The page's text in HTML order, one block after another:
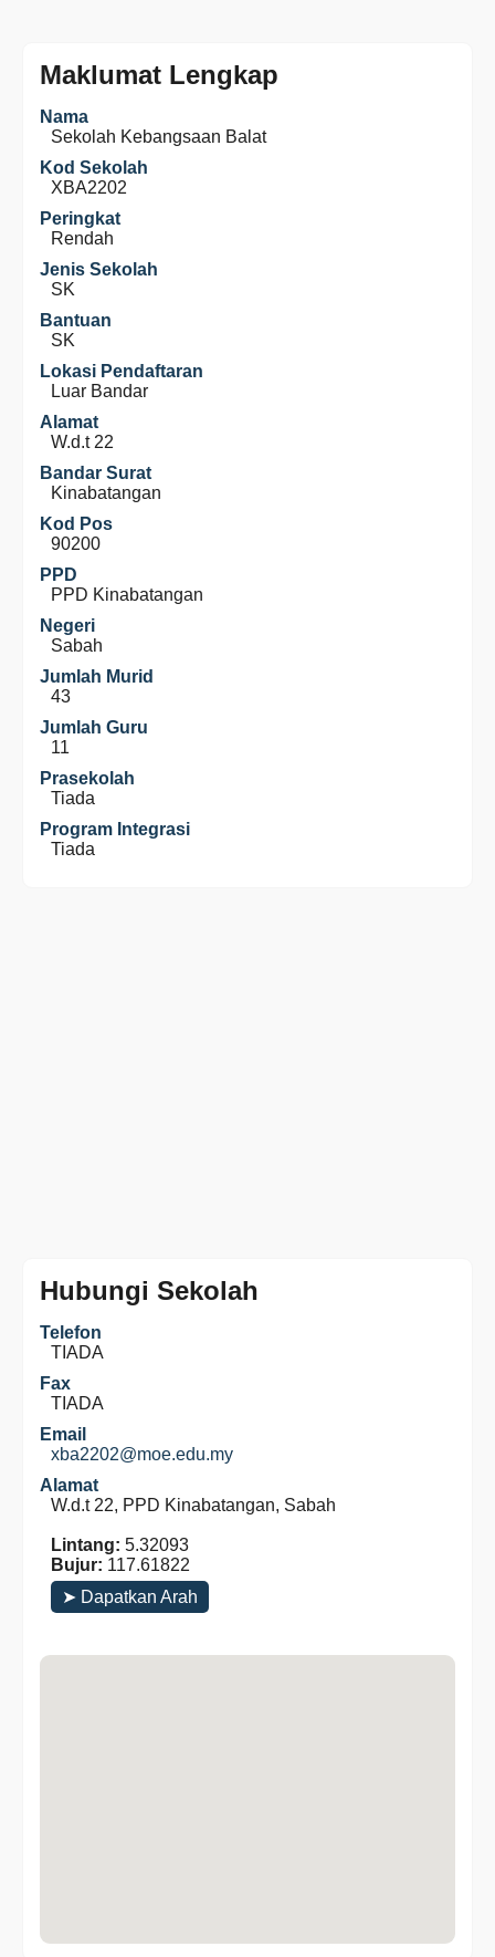
Maklumat Lengkap
Nama
Sekolah Kebangsaan Balat
Kod Sekolah
XBA2202
Peringkat
Rendah
Jenis Sekolah
SK
Bantuan
SK
Lokasi Pendaftaran
Luar Bandar
Alamat
W.d.t 22
Bandar Surat
Kinabatangan
Kod Pos
90200
PPD
PPD Kinabatangan
Negeri
Sabah
Jumlah Murid
43
Jumlah Guru
11
Prasekolah
Tiada
Program Integrasi
Tiada
Hubungi Sekolah
Telefon
TIADA
Fax
TIADA
Email
xba2202@moe.edu.my
Alamat
W.d.t 22, PPD Kinabatangan, Sabah
Lintang: 5.32093
Bujur: 117.61822
➤ Dapatkan Arah